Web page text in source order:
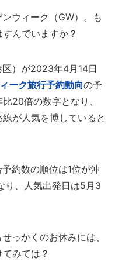
ウィーク（GW）。も
んでいますか？
）が2023年4月14日
ーク旅行予約動向の予
20倍の数字となり、
が人気を博していると
約数の順位は1位が沖
り、人気出発日は5月3
っかくのお休みには、
みては？